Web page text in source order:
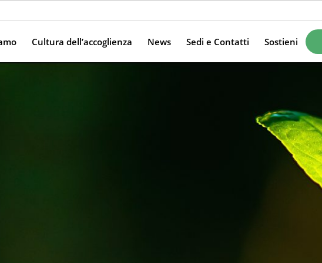
Cultura dell’accoglienza News Sedi e Contatti Sostieni